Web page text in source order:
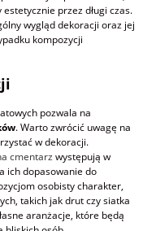
przez długi czas.
wygląd dekoracji oraz jej
kompozycji
pozwala na
. Warto zwrócić uwagę na
w dekoracji.
cmentarz występują w
ich dopasowanie do
osobisty charakter,
takich jak drut czy siatka
aranżacje, które będą